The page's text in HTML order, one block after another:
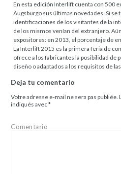
En esta edición Interlift cuenta con 500
Augsburgo sus últimas novedades. Si
identificaciones de los visitantes de la
de los mismos venían del extranjero.
expositores: en 2013, el porcentaje de
La Interlift 2015 es la primera feria de
ofrece a los fabricantes la posibilidad de
diseño o adaptados a los requisitos de
Deja tu comentario
Votre adresse e-mail ne sera pas publiée.
indiqués avec*
Comentario